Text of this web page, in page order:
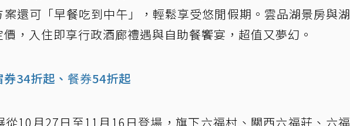
還可「早餐吃到中午」，輕鬆享受悠閒假期。雲品湖景房與湖
，入住即享行政酒廊禮遇與自助餐饗宴，超值又夢幻。
34折起、 餐券54折起
從10月27日至11月16日登場，旗下六福村、關西六福莊、六福